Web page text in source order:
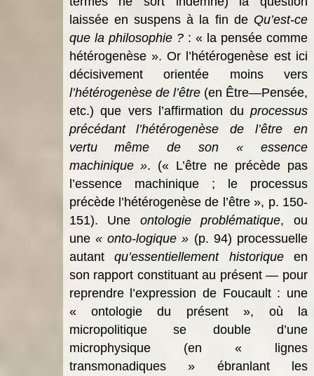
laissée en suspens à la fin de Qu’est-ce
que la philosophie ? : « la pensée comme
hétérogenèse ». Or l’hétérogenèse est ici
décisivement orientée moins vers
l’hétérogenèse de l’être(en Être—Pensée,
etc.) que vers l’affirmation duprocessus
précédant l’hétérogenèse de l’être en
vertu même de son « essence
machinique ». (« L’être ne précède pas
l’essence machinique ; le processus
précède l’hétérogenèse de l’être », p. 150-
151). Une ontologie problématique, ou
une « onto-logique » (p. 94) processuelle
autantqu’essentiellement historiqueen
son rapport constituant au présent — pour
reprendre l’expression de Foucault : une
« ontologie du présent », où la
micropolitique se double d’une
microphysique (en « lignes
transmonadiques » ébranlant les